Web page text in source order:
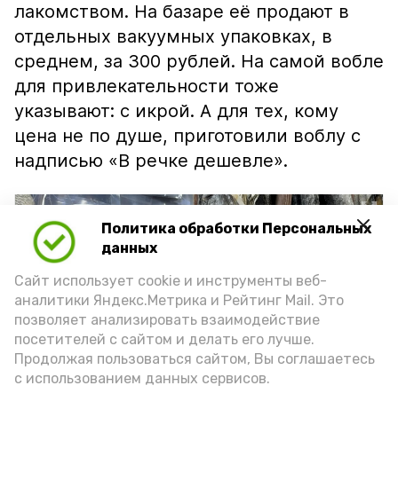
Политика обработки Персональных
данных
Сайт использует cookie и инструменты веб-
аналитики Яндекс.Метрика и Рейтинг Mail. Это
позволяет анализировать взаимодействие
посетителей с сайтом и делать его лучше.
Продолжая пользоваться сайтом, Вы соглашаетесь
с использованием данных сервисов.
лакомством. На базаре её продают в
отдельных вакуумных упаковках, в
среднем, за 300 рублей. На самой вобле
для привлекательности тоже
указывают: с икрой. А для тех, кому
цена не по душе, приготовили воблу с
надписью «В речке дешевле».